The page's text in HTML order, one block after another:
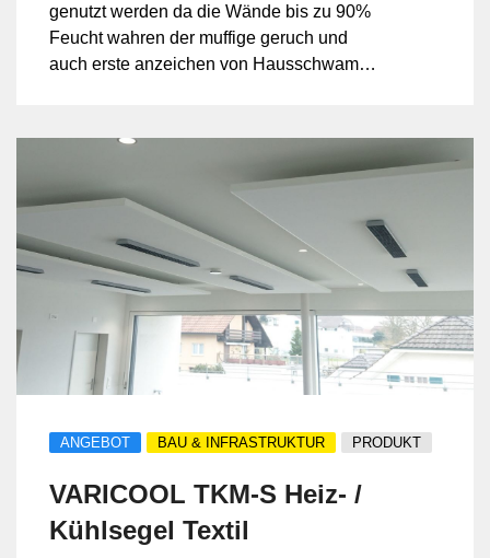
genutzt werden da die Wände bis zu 90%
Feucht wahren der muffige geruch und
auch erste anzeichen von Hausschwamm
an. Jezt kann er wieder normal genutzt
ANGEBOT BAU & INFRASTRUKTUR PRODUKT
VARICOOL TKM-S Heiz- /
Kühlsegel Textil